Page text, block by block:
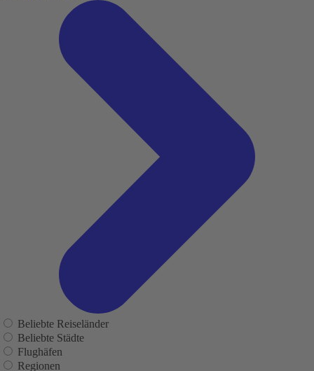
Beliebte Reiseländer
Beliebte Städte
Flughäfen
Regionen